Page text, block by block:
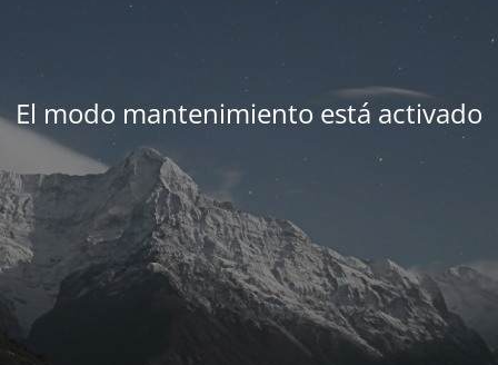
El modo mantenimiento está activado